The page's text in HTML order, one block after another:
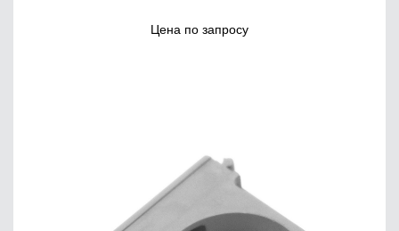
Цена по запросу